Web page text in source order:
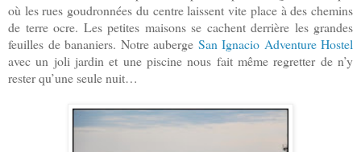
où les rues goudronnées du centre laissent vite place à des chemins
de terre ocre. Les petites maisons se cachent derrière les grandes
feuilles de bananiers. Notre auberge San Ignacio Adventure Hostel
avec un joli jardin et une piscine nous fait même regretter de n’y
rester qu’une seule nuit…